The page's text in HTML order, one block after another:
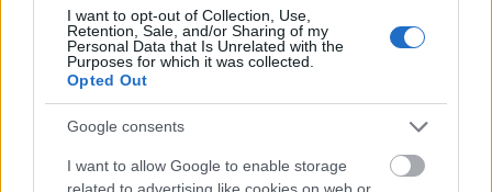
I want to opt-out of Collection, Use,
Retention, Sale, and/or Sharing of my
Personal Data that Is Unrelated with the
Purposes for which it was collected.
Opted Out
Google consents
I want to allow Google to enable storage
related to advertising like cookies on web or